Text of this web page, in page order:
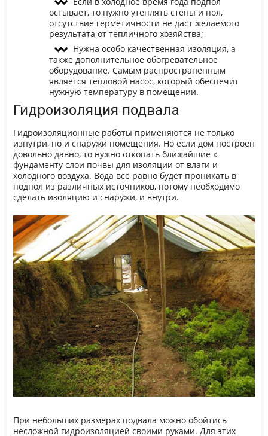
остывает, то нужно утеплять стены и пол,
отсутствие герметичности не даст желаемого
результата от тепличного хозяйства;
Нужна особо качественная изоляция, а
также дополнительное обогревательное
оборудование. Самым распространенным
является тепловой насос, который обеспечит
нужную температуру в помещении.
Гидроизоляция подвала
Гидроизоляционные работы применяются не только
изнутри, но и снаружи помещения. Но если дом построен
довольно давно, то нужно откопать ближайшие к
фундаменту слои почвы для изоляции от влаги и
холодного воздуха. Вода все равно будет проникать в
подпол из различных источников, потому необходимо
сделать изоляцию и снаружи, и внутри.
При небольших размерах подвала можно обойтись
несложной гидроизоляцией своими руками. Для этих